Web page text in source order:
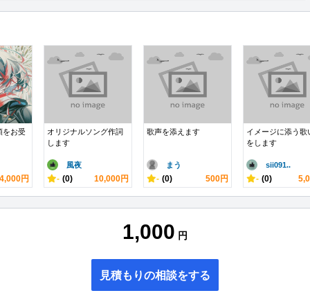
をお受
4,000円
オリジナルソング作詞
します
風夜
- (0) 10,000円
歌声を添えます
まう
- (0) 500円
イメージに添う歌
をします
sii091..
- (0)
1,000 円
見積もりの相談をする